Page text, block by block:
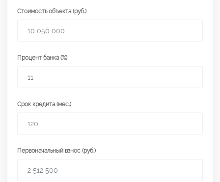
Стоимость объекта (руб.)
Процент банка (%)
Срок кредита (мес.)
Первоначальный взнос (руб.)